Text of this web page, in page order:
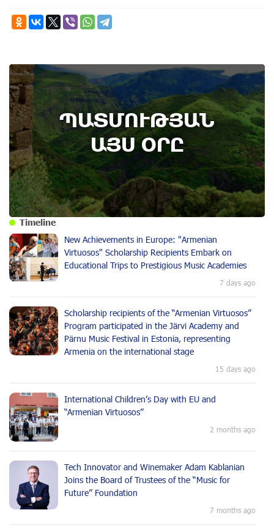
ՊԱՏՄՈՒԹՅԱՆ
ԱՅՍ ՕՐԸ
Timeline
New Achievements in Europe: "Armenian
Virtuosos" Scholarship Recipients Embark on
Educational Trips to Prestigious Music Academies
7 days ago
Scholarship recipients of the “Armenian Virtuosos”
Program participated in the Järvi Academy and
Pärnu Music Festival in Estonia, representing
Armenia on the international stage
15 days ago
International Children’s Day with EU and
“Armenian Virtuosos”
2 months ago
Tech Innovator and Winemaker Adam Kablanian
Joins the Board of Trustees of the “Music for
Future” Foundation
7 months ago